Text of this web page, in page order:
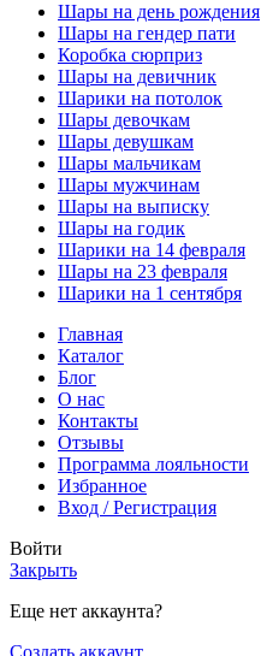
Шары на день рождения
Шары на гендер пати
Коробка сюрприз
Шары на девичник
Шарики на потолок
Шары девочкам
Шары девушкам
Шары мальчикам
Шары мужчинам
Шары на выписку
Шары на годик
Шарики на 14 февраля
Шары на 23 февраля
Шарики на 1 сентября
Главная
Каталог
Блог
О нас
Контакты
Отзывы
Программа лояльности
Избранное
Вход / Регистрация
Войти
Закрыть
Еще нет аккаунта?